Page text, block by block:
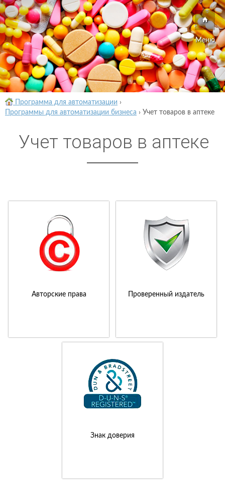
Меню
Программа для автоматизации ›
Программы для автоматизации бизнеса › Учет товаров в аптеке
Учет товаров в аптеке
Авторские права Проверенный издатель
Знак доверия